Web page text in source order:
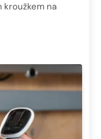
kroužkem na